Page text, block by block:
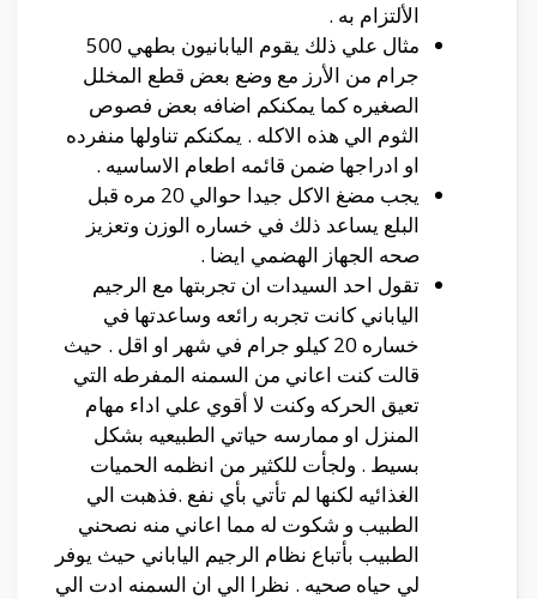
الألتزام به .
مثال علي ذلك يقوم اليابانيون بطهي 500
جرام من الأرز مع وضع بعض قطع المخلل
الصغيره كما يمكنكم اضافه بعض فصوص
الثوم الي هذه الاكله . يمكنكم تناولها منفرده
او ادراجها ضمن قائمه اطعام الاساسيه .
يجب مضغ الاكل جيدا حوالي 20 مره قبل
البلع يساعد ذلك في خساره الوزن وتعزيز
صحه الجهاز الهضمي ايضا .
تقول احد السيدات ان تجربتها مع الرجيم
الياباني كانت تجربه رائعه وساعدتها في
خساره 20 كيلو جرام في شهر او اقل . حيث
قالت كنت اعاني من السمنه المفرطه التي
تعيق الحركه وكنت لا أقوي علي اداء مهام
المنزل او ممارسه حياتي الطبيعيه بشكل
بسيط . ولجأت للكثير من انظمه الحميات
الغذائيه لكنها لم تأتي بأي نفع .فذهبت الي
الطبيب و شكوت له مما اعاني منه نصحني
الطبيب بأتباع نظام الرجيم الياباني حيث يوفر
لي حياه صحيه . نظرا الي ان السمنه ادت الي